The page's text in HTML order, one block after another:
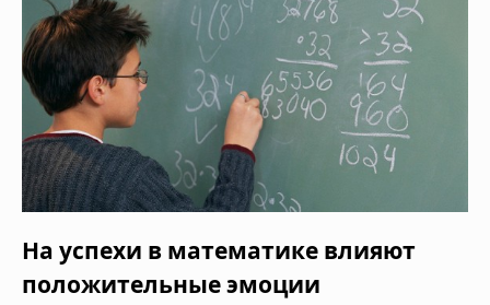
На успехи в математике влияют
положительные эмоции